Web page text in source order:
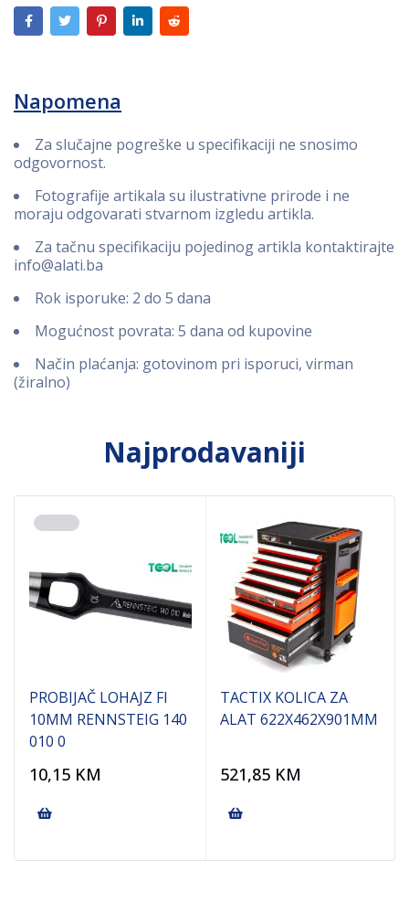
Napomena
Za slučajne pogreške u specifikaciji ne snosimo
odgovornost.
Fotografije artikala su ilustrativne prirode i ne
moraju odgovarati stvarnom izgledu artikla.
Za tačnu specifikaciju pojedinog artikla kontaktirajte
info@alati.ba
Rok isporuke: 2 do 5 dana
Mogućnost povrata: 5 dana od kupovine
Način plaćanja: gotovinom pri isporuci, virman
(žiralno)
Najprodavaniji
PROBIJAČ LOHAJZ FI
10MM RENNSTEIG 140
010 0
10,15 KM
TACTIX KOLICA ZA
ALAT 622X462X901MM
521,85 KM